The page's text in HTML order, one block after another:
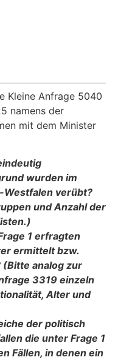
Kleine Anfrage 5040
namens der
mit dem Minister
wurden im
verübt?
und Anzahl der
1 erfragten
ermittelt bzw.
analog zur
3319 einzeln
Alter und
der politisch
die un­ter Frage 1
Fällen, in denen ein